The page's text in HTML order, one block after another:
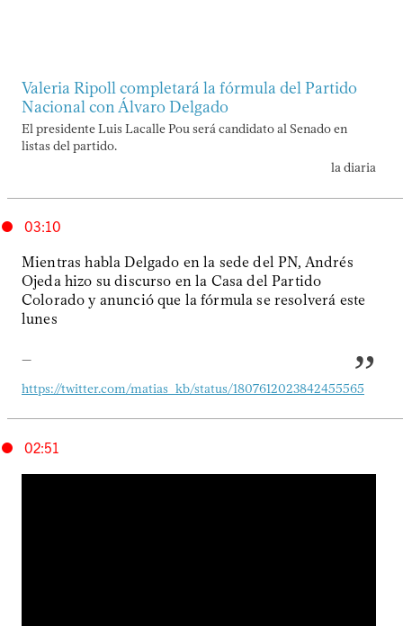
Valeria Ripoll completará la fórmula del Partido
Nacional con Álvaro Delgado
El presidente Luis Lacalle Pou será candidato al Senado en
listas del partido.
la diaria
03:10
Mientras habla Delgado en la sede del PN, Andrés
Ojeda hizo su discurso en la Casa del Partido
Colorado y anunció que la fórmula se resolverá este
lunes
—
https://twitter.com/matias_kb/status/1807612023842455565
02:51